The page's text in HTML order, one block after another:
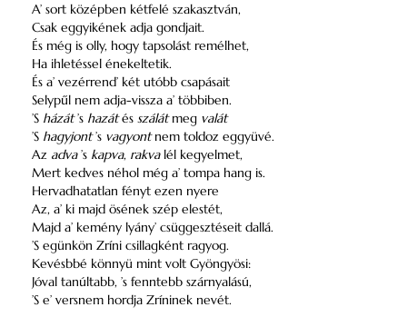
A’ sort középben kétfelé szakasztván,
Csak eggyikének adja gondjait.
És még is olly, hogy tapsolást remélhet,
Ha ihletéssel énekeltetik.
És a’ vezérrend’ két utóbb csapásait
Selypűl nem adja-vissza a’ többiben.
’S házát’s hazátés szálátmeg valát
’S hagyjont’s vagyontnem toldoz eggyüvé.
Az adva’s kapva, rakvalél kegyelmet,
Mert kedves néhol még a’ tompa hang is.
Hervadhatatlan fényt ezen nyere
Az, a’ ki majd ösének szép elestét,
Majd a’ kemény lyány’ csüggesztéseit dallá.
’S egünkön Zríni csillagként ragyog.
Kevésbbé könnyü mint volt Gyöngyösi:
Jóval tanúltabb, ’s fenntebb szárnyalású,
’S e’ versnem hordja Zríninek nevét.